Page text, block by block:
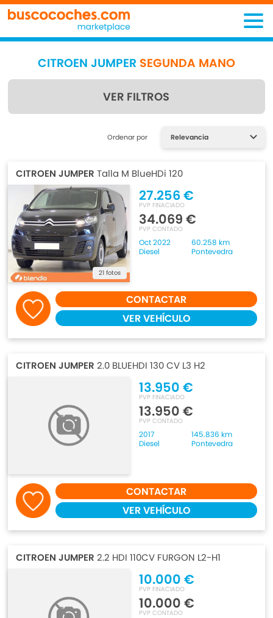
CITROEN JUMPER SEGUNDA MANO
VER FILTROS
Encuentra lo que estás
Ordenar por
CITROEN JUMPER Talla M BlueHDi 120
21 fotos
27.256 €
PVP FINACIADO
34.069 €
PVP CONTADO
Oct 2022
60.258 km
Diesel
Pontevedra
CONTACTAR
VER VEHÍCULO
CITROEN JUMPER 2.0 BLUEHDI 130 CV L3 H2
13.950 €
PVP FINACIADO
13.950 €
PVP CONTADO
2017
145.836 km
Diesel
Pontevedra
CONTACTAR
VER VEHÍCULO
CITROEN JUMPER 2.2 HDI 110CV FURGON L2-H1
10.000 €
PVP FINACIADO
10.000 €
PVP CONTADO